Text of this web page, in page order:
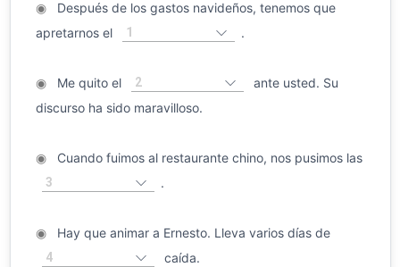
◉Después de los gastos navideños, tenemos que
apretarnos el
1 .
◉Me quito el 2
ante usted. Su
discurso ha sido maravilloso.
◉Cuando fuimos al restaurante chino, nos pusimos las
3 .
◉Hay que animar a Ernesto. Lleva varios días de
4 caída.